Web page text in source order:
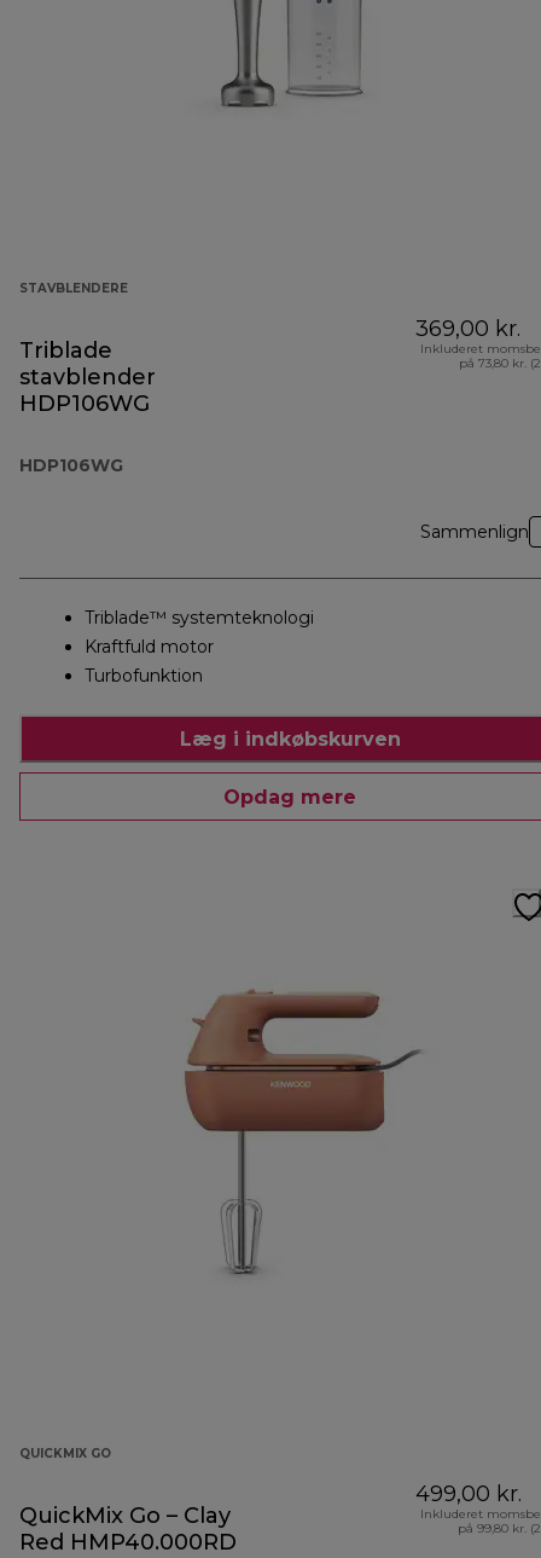
STAVBLENDERE
Triblade
stavblender
HDP106WG
HDP106WG
369,00 kr.
Inkluderet
på 73,80 kr.
Sammenlign
Triblade™ systemteknologi
Kraftfuld motor
Turbofunktion
Læg i indkøbskurven
Opdag mere
QUICKMIX GO
QuickMix Go – Clay
Red HMP40.000RD
499,00 kr.
Inkluderet
på 99,80 kr.